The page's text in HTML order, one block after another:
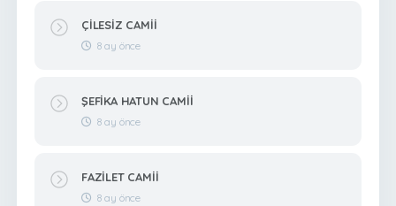
ÇİLESİZ CAMİİ
8 ay önce
ŞEFİKA HATUN CAMİİ
8 ay önce
FAZİLET CAMİİ
8 ay önce